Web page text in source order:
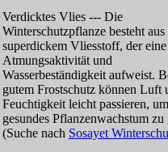
Verdicktes Vlies --- Die
Winterschutzpflanze besteht aus
superdickem Vliesstoff, der
Atmungsaktivität und
Wasserbeständigkeit aufweist.
gutem Frostschutz können Luft
Feuchtigkeit leicht passieren,
gesundes Pflanzenwachstum zu
(Suche nach Sosayet